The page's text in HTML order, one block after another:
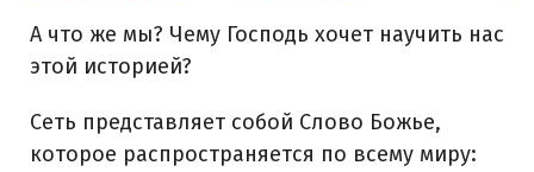
А что же мы? Чему Господь хочет научить нас
этой историей?
Сеть представляет собой Слово Божье,
которое распространяется по всему миру: